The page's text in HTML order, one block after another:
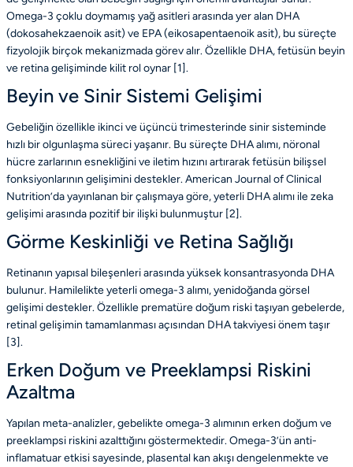
Omega-3 çoklu doymamış yağ asitleri arasında yer alan DHA
(dokosahekzaenoik asit) ve EPA (eikosapentaenoik asit), bu süreçte
fizyolojik birçok mekanizmada görev alır. Özellikle DHA, fetüsün beyin
ve retina gelişiminde kilit rol oynar [1].
Beyin ve Sinir Sistemi Gelişimi
Gebeliğin özellikle ikinci ve üçüncü trimesterinde sinir sisteminde
hızlı bir olgunlaşma süreci yaşanır. Bu süreçte DHA alımı, nöronal
hücre zarlarının esnekliğini ve iletim hızını artırarak fetüsün bilişsel
fonksiyonlarının gelişimini destekler. American Journal of Clinical
Nutrition’da yayınlanan bir çalışmaya göre, yeterli DHA alımı ile zeka
gelişimi arasında pozitif bir ilişki bulunmuştur [2].
Görme Keskinliği ve Retina Sağlığı
Retinanın yapısal bileşenleri arasında yüksek konsantrasyonda DHA
bulunur. Hamilelikte yeterli omega-3 alımı, yenidoğanda görsel
gelişimi destekler. Özellikle prematüre doğum riski taşıyan gebelerde,
retinal gelişimin tamamlanması açısından DHA takviyesi önem taşır
[3].
Erken Doğum ve Preeklampsi Riskini
Azaltma
Yapılan meta-analizler, gebelikte omega-3 alımının erken doğum ve
preeklampsi riskini azalttığını göstermektedir. Omega-3’ün anti-
inflamatuar etkisi sayesinde, plasental kan akışı dengelenmekte ve